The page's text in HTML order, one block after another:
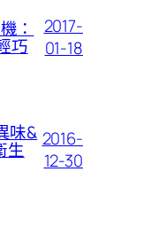
：
巧
2017-
01-18
味&
生
2016-
12-30